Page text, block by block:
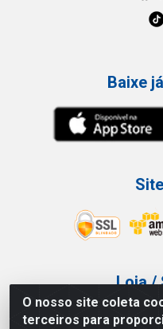
O nosso site coleta
terceiros para
Baixe
Loja /
Tel.: